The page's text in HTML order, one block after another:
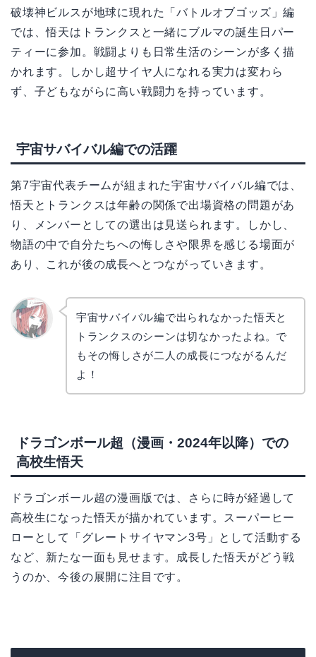
破壊神ビルスが地球に現れた「バトルオブゴッズ」編
では、悟天はトランクスと一緒にブルマの誕生日パー
ティーに参加。戦闘よりも日常生活のシーンが多く描
かれます。しかし超サイヤ人になれる実力は変わら
ず、子どもながらに高い戦闘力を持っています。
宇宙サバイバル編での活躍
第7宇宙代表チームが組まれた宇宙サバイバル編では、
悟天とトランクスは年齢の関係で出場資格の問題があ
り、メンバーとしての選出は見送られます。しかし、
物語の中で自分たちへの悔しさや限界を感じる場面が
あり、これが後の成長へとつながっていきます。
宇宙サバイバル編で出られなかった悟天と
トランクスのシーンは切なかったよね。で
もその悔しさが二人の成長につながるんだ
よ！
ドラゴンボール超（漫画・2024年以降）での
高校生悟天
ドラゴンボール超の漫画版では、さらに時が経過して
高校生になった悟天が描かれています。スーパーヒー
ローとして「グレートサイヤマン3号」として活動する
など、新たな一面も見せます。成長した悟天がどう戦
うのか、今後の展開に注目です。